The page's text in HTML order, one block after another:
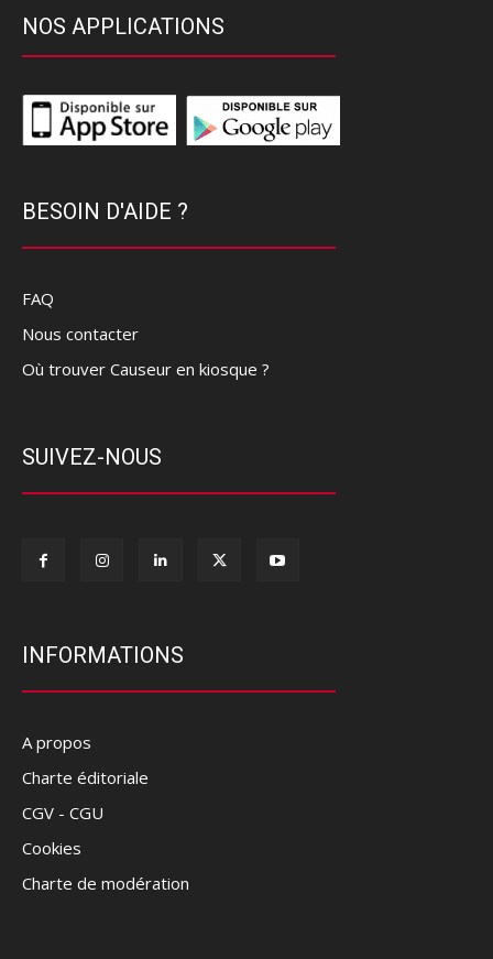
NOS APPLICATIONS
BESOIN D'AIDE ?
FAQ
Nous contacter
Où trouver Causeur en kiosque ?
SUIVEZ-NOUS
INFORMATIONS
A propos
Charte éditoriale
CGV - CGU
Cookies
Charte de modération